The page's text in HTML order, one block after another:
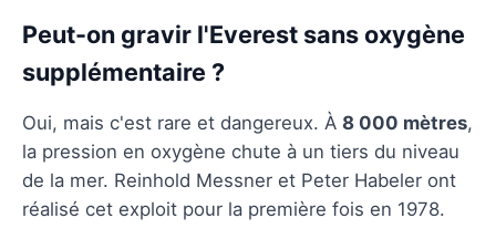
Peut-on gravir l'Everest sans oxygène
supplémentaire ?
Oui, mais c'est rare et dangereux. À 8 000 mètres,
la pression en oxygène chute à un tiers du niveau
de la mer. Reinhold Messner et Peter Habeler ont
réalisé cet exploit pour la première fois en 1978.